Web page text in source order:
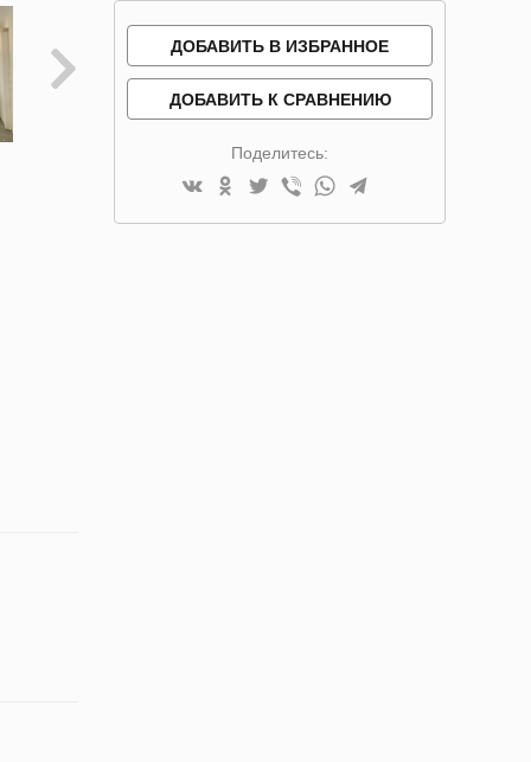
ДОБАВИТЬ В ИЗБРАННОЕ
ДОБАВИТЬ К СРАВНЕНИЮ
Поделитесь: